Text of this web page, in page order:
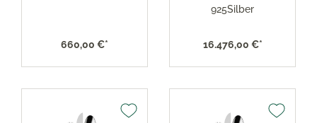
660,00 €*
925Silber
16.476,00 €*